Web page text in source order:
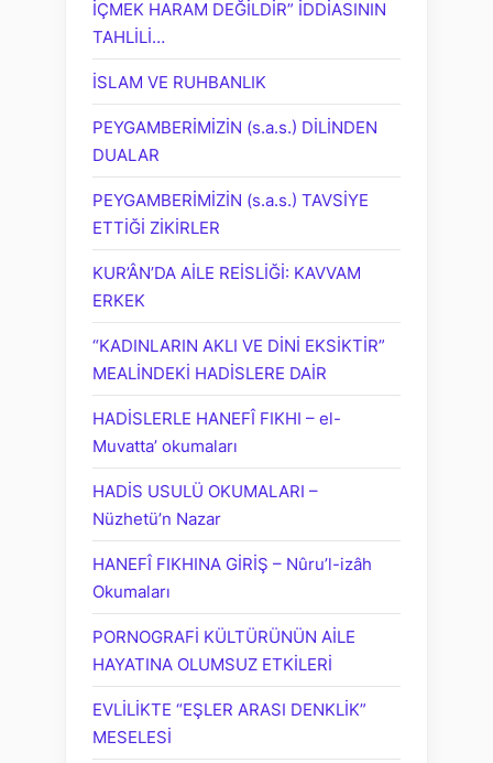
İÇMEK HARAM DEĞİLDİR” İDDİASININ
TAHLİLİ…
İSLAM VE RUHBANLIK
PEYGAMBERİMİZİN (s.a.s.) DİLİNDEN
DUALAR
PEYGAMBERİMİZİN (s.a.s.) TAVSİYE
ETTİĞİ ZİKİRLER
KUR’ÂN’DA AİLE REİSLİĞİ: KAVVAM
ERKEK
“KADINLARIN AKLI VE DİNİ EKSİKTİR”
MEALİNDEKİ HADİSLERE DAİR
HADİSLERLE HANEFÎ FIKHI – el-
Muvatta’ okumaları
HADİS USULÜ OKUMALARI –
Nüzhetü’n Nazar
HANEFÎ FIKHINA GİRİŞ – Nûru’l-izâh
Okumaları
PORNOGRAFİ KÜLTÜRÜNÜN AİLE
HAYATINA OLUMSUZ ETKİLERİ
EVLİLİKTE “EŞLER ARASI DENKLİK”
MESELESİ